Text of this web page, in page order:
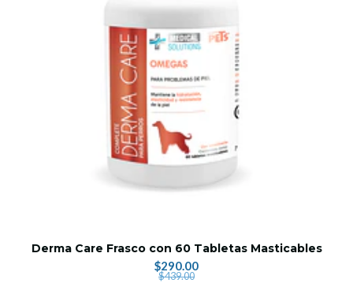
Derma Care Frasco con 60 Tabletas Masticables
$290.00
$439.00